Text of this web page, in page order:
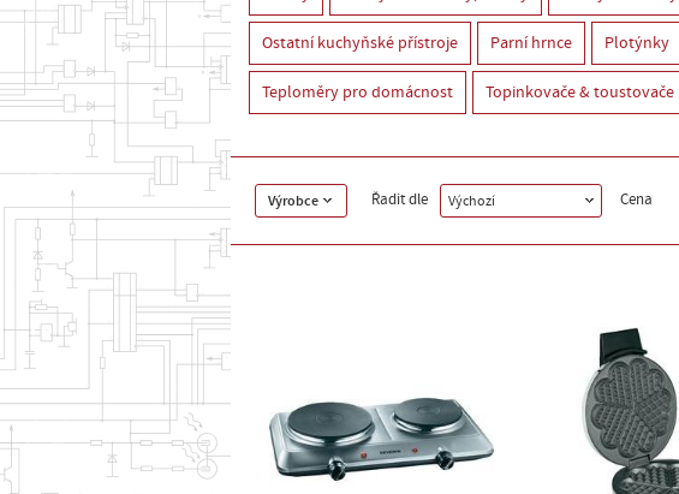
Ostatní kuchyňské přístroje Parní hrnce Plotýnky
Teploměry pro domácnost Topinkovače & toustovače
Výrobce Řadit dle Výchozí Cena